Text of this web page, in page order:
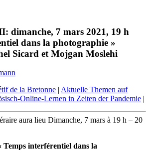
dimanche, 7 mars 2021, 19 h
dans la photographie »
Sicard et Mojgan Moslehi
de la Bretonne | Aktuelle Themen auf
Online-Lernen in Zeiten der Pandemie |
aura lieu Dimanche, 7 mars à 19 h – 20
interférentiel dans la